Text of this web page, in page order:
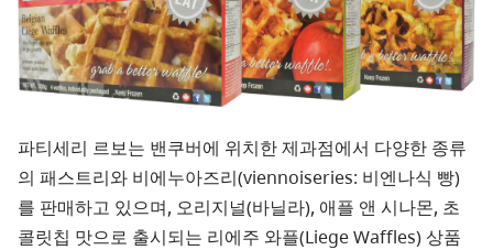
파티세리 르보는 밴쿠버에 위치한 제과점에서 다양한 종류
의 패스트리와 비에누아즈리(viennoiseries: 비엔나식 빵)
를 판매하고 있으며, 오리지널(바닐라), 애플 앤 시나몬, 초
콜릿칩 맛으로 출시되는 리에주 와플(Liege Waffles) 상품